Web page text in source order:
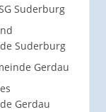
Suderburg
Suderburg
Gerdau
Gerdau